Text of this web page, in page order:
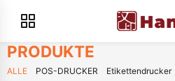
PRODUKTE
ALLE POS-DRUCKER Etikettendrucker